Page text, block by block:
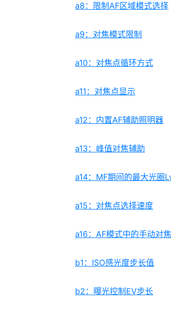
a8：限制AF区域模式选择
a9：对焦模式限制
a10：对焦点循环方式
a11：对焦点显示
a12：内置AF辅助照明器
a13：峰值对焦辅助
a14：MF期间的最大光圈
a15：对焦点选择速度
a16：AF模式中的手动对
b1：ISO感光度步长值
b2：曝光控制EV步长